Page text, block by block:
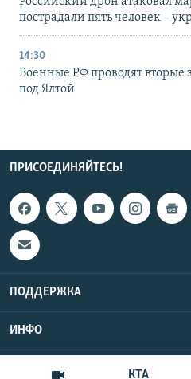
КТА
пострадали пять человек –
14:30
Военные РФ проводят вторые
под Ялтой
ПРИСОЕДИНЯЙТЕСЬ!
ПОДДЕРЖКА
ИНФО
Copyright
UTC+3